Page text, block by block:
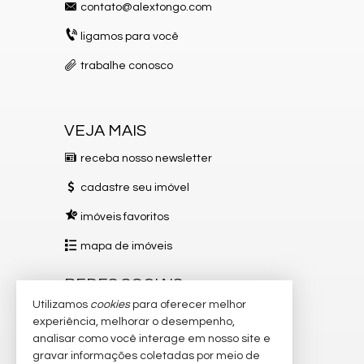
Espaço Gourmet
Hidromassagem
Sala de TV
Suíte Master
Características do Empreendimento
Sala de Jogos
Salão de Festas
Quadra Esportiva
Espaço Gourmet
Portaria 24h
Captação de Água
Portão Eletrônico
Playground
Brinquedoteca
contato@alextongo.com
ligamos para você
trabalhe conosco
VEJA MAIS
receba nosso newsletter
cadastre seu imóvel
imóveis favoritos
mapa de imóveis
REDES SOCIAIS
Instagram
Facebook
Utilizamos cookiespara oferecer melhor
experiência, melhorar o desempenho,
analisar como você interage em nosso site e
gravar informações coletadas por meio de